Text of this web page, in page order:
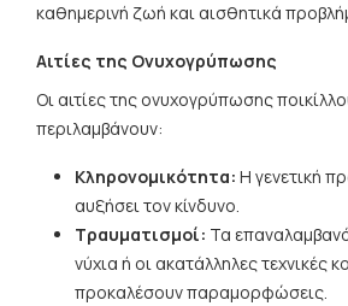
καθημερινή ζωή και αισθητικά
Αιτίες της Ονυχογρύπωσης
Οι αιτίες της ονυχογρύπωσης
περιλαμβάνουν:
Κληρονομικότητα: Η γενετική
αυξήσει τον κίνδυνο.
Τραυματισμοί: Τα
νύχια ή οι ακατάλληλες τεχνικές
προκαλέσουν παραμορφώσεις.